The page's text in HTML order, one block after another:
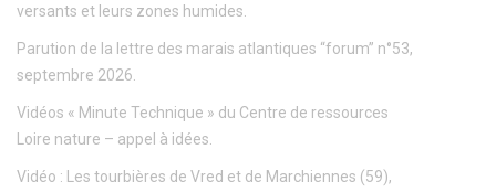
versants et leurs zones humides.
Parution de la lettre des marais atlantiques “forum” n°53,
septembre 2026.
Vidéos « Minute Technique » du Centre de ressources
Loire nature – appel à idées.
Vidéo : Les tourbières de Vred et de Marchiennes (59),